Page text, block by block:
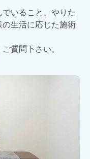
いること、やりた
生活に応じた施術
質問下さい。